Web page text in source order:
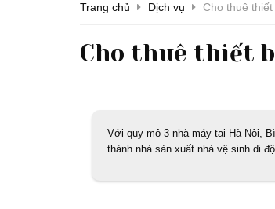
Trang chủ Dịch vụ Cho thuê
Cho thuê thiết
Với quy mô 3 nhà máy tại Hà Nội,
thành nhà sản xuất nhà vệ sinh di